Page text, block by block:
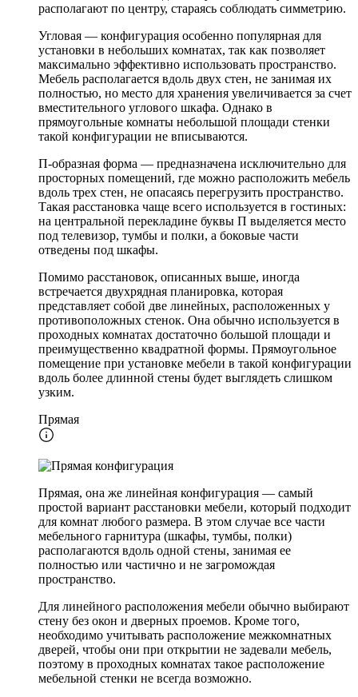
располагают по центру, стараясь соблюдать симметрию.
Угловая — конфигурация особенно популярная для
установки в небольших комнатах, так как позволяет
максимально эффективно использовать пространство.
Мебель располагается вдоль двух стен, не занимая их
полностью, но место для хранения увеличивается за счет
вместительного углового шкафа. Однако в
прямоугольные комнаты небольшой площади стенки
такой конфигурации не вписываются.
П-образная форма — предназначена исключительно для
просторных помещений, где можно расположить мебель
вдоль трех стен, не опасаясь перегрузить пространство.
Такая расстановка чаще всего используется в гостиных:
на центральной перекладине буквы П выделяется место
под телевизор, тумбы и полки, а боковые части
отведены под шкафы.
Помимо расстановок, описанных выше, иногда
встречается двухрядная планировка, которая
представляет собой две линейных, расположенных у
противоположных стенок. Она обычно используется в
проходных комнатах достаточно большой площади и
преимущественно квадратной формы. Прямоугольное
помещение при установке мебели в такой конфигурации
вдоль более длинной стены будет выглядеть слишком
узким.
Прямая
Прямая, она же линейная конфигурация — самый
простой вариант расстановки мебели, который подходит
для комнат любого размера. В этом случае все части
мебельного гарнитура (шкафы, тумбы, полки)
располагаются вдоль одной стены, занимая ее
полностью или частично и не загромождая
пространство.
Для линейного расположения мебели обычно выбирают
стену без окон и дверных проемов. Кроме того,
необходимо учитывать расположение межкомнатных
дверей, чтобы они при открытии не задевали мебель,
поэтому в проходных комнатах такое расположение
мебельной стенки не всегда возможно.